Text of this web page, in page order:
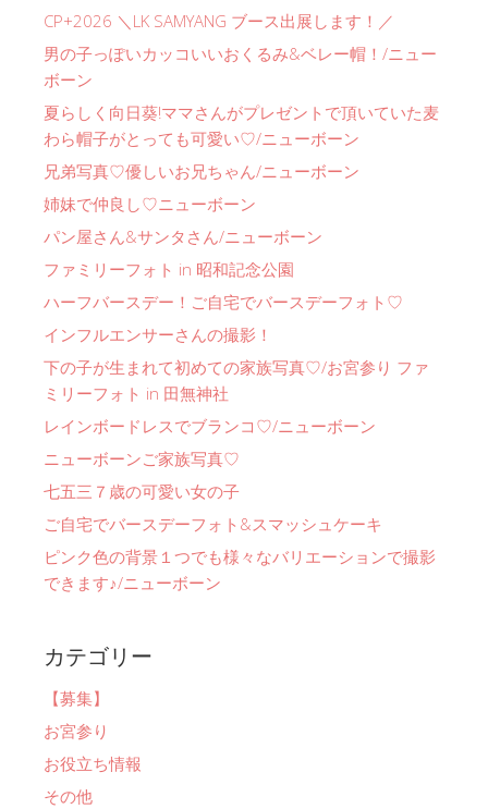
CP+2026 ＼LK SAMYANG ブース出展します！／
男の子っぽいカッコいいおくるみ&ベレー帽！/ニュー
ボーン
夏らしく向日葵!ママさんがプレゼントで頂いていた麦
わら帽子がとっても可愛い♡/ニューボーン
兄弟写真♡優しいお兄ちゃん/ニューボーン
姉妹で仲良し♡ニューボーン
パン屋さん&サンタさん/ニューボーン
ファミリーフォト in 昭和記念公園
ハーフバースデー！ご自宅でバースデーフォト♡
インフルエンサーさんの撮影！
下の子が生まれて初めての家族写真♡/お宮参り ファ
ミリーフォト in 田無神社
レインボードレスでブランコ♡/ニューボーン
ニューボーンご家族写真♡
七五三７歳の可愛い女の子
ご自宅でバースデーフォト&スマッシュケーキ
ピンク色の背景１つでも様々なバリエーションで撮影
できます♪/ニューボーン
カテゴリー
【募集】
お宮参り
お役立ち情報
その他